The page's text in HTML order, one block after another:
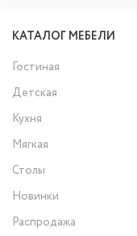
КАТАЛОГ МЕБЕЛИ
Гостиная
Детская
Кухня
Мягкая
Столы
Новинки
Распродажа